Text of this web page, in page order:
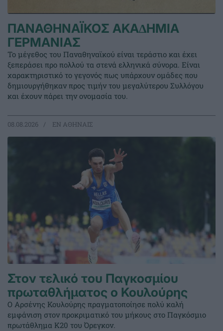
ΠΑΝΑΘΗΝΑΪΚΟΣ ΑΚΑ∆ΗΜΙΑ
ΓΕΡΜΑΝΙΑΣ
Το μέγεθος του Παναθηναϊκού είναι τεράστιο και έχει
ξεπεράσει προ πολλού τα στενά ελληνικά σύνορα. Είναι
χαρακτηριστικό το γεγονός πως υπάρχουν ομάδες που
δημιουργήθηκαν προς τιμήν του μεγαλύτερου Συλλόγου
και έχουν πάρει την ονομασία του.
08.08.2026 EΝ ΑΘΗΝΑΙΣ
Στον τελικό του Παγκοσμίου
πρωταθλήματος ο Κουλούρης
Ο Αρσένης Κουλούρης πραγματοποίησε πολύ καλή
εμφάνιση στον προκριματικό του μήκους στο Παγκόσμιο
πρωτάθλημα Κ20 του Όρεγκον.